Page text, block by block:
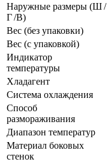
Наружные размеры (Ш /
Г /В)
Вес (без упаковки)
Вес (с упаковкой)
Индикатор
температуры
Хладагент
Система охлаждения
Способ
размораживания
Диапазон температур
Материал боковых
стенок